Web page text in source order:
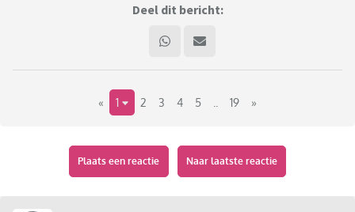
Deel dit bericht:
« 1 2 3 4 5 19 »
Plaats een reactie Naar laatste reactie